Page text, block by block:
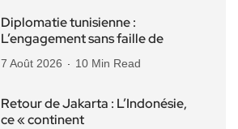
Diplomatie tunisienne :
L’engagement sans faille de
7 Août 2026 10 Min Read
Retour de Jakarta : L’Indonésie,
ce « continent